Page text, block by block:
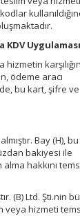
KDV Uygulaması
ödeme aracı
bu kart, şifre ve
Bay (H),
bakiyesi ile
hakkını
(B) Ltd. Şti.nin
veya hizmeti